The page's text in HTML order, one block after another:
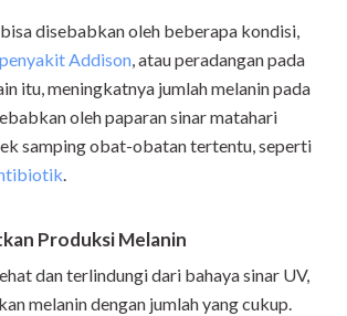
disebabkan oleh beberapa kondisi,
penyakit Addison, atau peradangan pada
itu, meningkatnya jumlah melanin pada
oleh paparan sinar matahari
samping obat-obatan tertentu, seperti
.
Produksi Melanin
dan terlindungi dari bahaya sinar UV,
melanin dengan jumlah yang cukup.